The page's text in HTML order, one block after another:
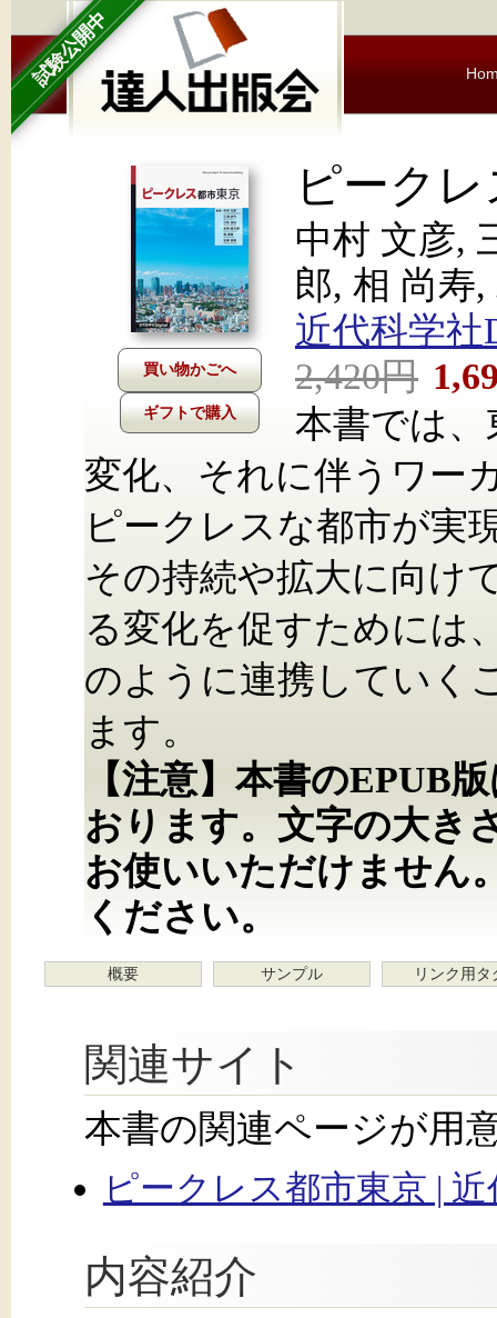
試験公開中
ギフトで購入
ピーク
中村 文彦,
郎, 相 尚寿
近代科学社
2,420円
本書では
変化、それに伴うワー
ピークレスな都市が実
その持続や拡大に向け
る変化を促すためには
のように連携していく
ます。
【注意】本書のEPUB
おります。文字の大き
お使いいただけません
ください。
概要 サンプル リンク用タ
関連サイト
本書の関連ページが用
ピークレス都市東京 |
内容紹介